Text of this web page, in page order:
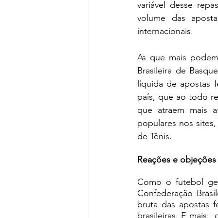
variável desse
volume das
internacionais.
As que mais
Brasileira de
líquida de apostas
país, que ao todo
que atraem mais
populares nos
de Tênis.
Reações e objeções
Como o futebol
Confederação
bruta das apostas
brasileiras. E mais: